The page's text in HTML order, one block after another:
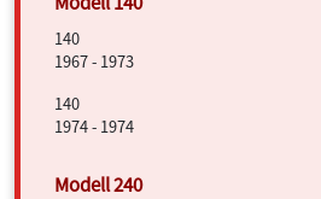
140
1967 - 1973
140
1974 - 1974